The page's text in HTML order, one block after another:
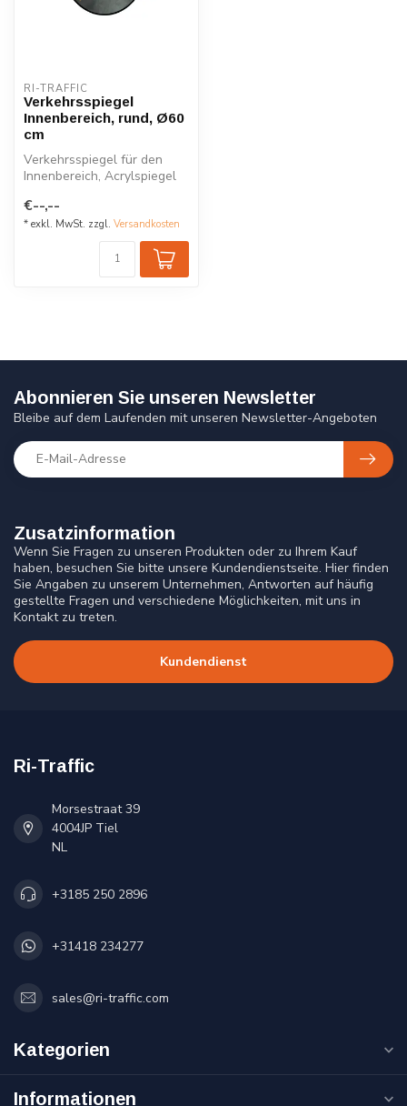
RI-TRAFFIC
Verkehrsspiegel
Innenbereich, rund, Ø60
cm
Verkehrsspiegel für den
Innenbereich, Acrylspiegel
Wa...
€--,--
* exkl. MwSt. zzgl. Versandkosten
Zusatzinformation
Wenn Sie Fragen zu unseren Produkten oder zu Ihrem Kauf
haben, besuchen Sie bitte unsere Kundendienstseite. Hier finden
Sie Angaben zu unserem Unternehmen, Antworten auf häufig
gestellte Fragen und verschiedene Möglichkeiten, mit uns in
Kontakt zu treten.
Kundendienst
Abonnieren Sie unseren Newsletter
Bleibe auf dem Laufenden mit unseren Newsletter-Angeboten
Ri-Traffic
Morsestraat 39
4004JP Tiel
NL
+3185 250 2896
+31418 234277
sales@ri-traffic.com
Kategorien
Informationen